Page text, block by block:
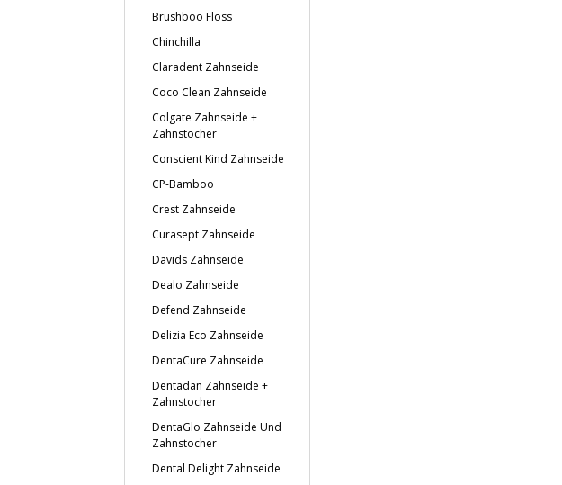
Brushboo Floss
Chinchilla
Claradent Zahnseide
Coco Clean Zahnseide
Colgate Zahnseide +
Zahnstocher
Conscient Kind Zahnseide
CP-Bamboo
Crest Zahnseide
Curasept Zahnseide
Davids Zahnseide
Dealo Zahnseide
Defend Zahnseide
Delizia Eco Zahnseide
DentaCure Zahnseide
Dentadan Zahnseide +
Zahnstocher
DentaGlo Zahnseide Und
Zahnstocher
Dental Delight Zahnseide